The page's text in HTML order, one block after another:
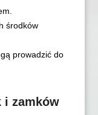
środków
prowadzić do
i zamków